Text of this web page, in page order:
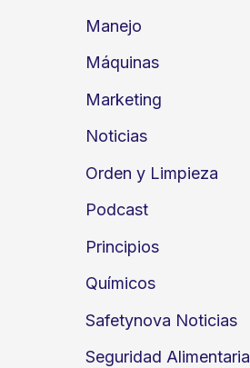
Manejo
Máquinas
Marketing
Noticias
Orden y Limpieza
Podcast
Principios
Químicos
Safetynova Noticias
Seguridad Alimentaria